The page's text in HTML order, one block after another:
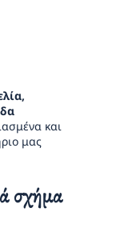
και
μας
σχήμα